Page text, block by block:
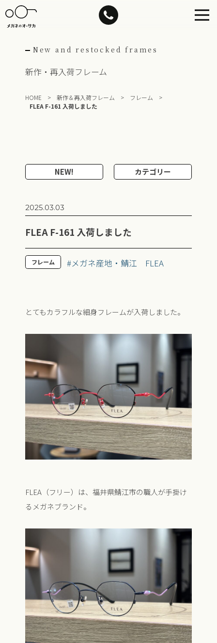
to
content
New and restocked frames
新作・再入荷フレーム
HOME > 新作＆再入荷フレーム > フレーム
>
FLEA F-161 入荷しました
NEW! カテゴリー
2025.03.03
FLEA F-161 入荷しました
フレーム #メガネ産地・鯖江 FLEA
とてもカラフルな細身フレームが入荷しました。
FLEA（フリー）は、福井県鯖江市の職人が手掛け
るメガネブランド。